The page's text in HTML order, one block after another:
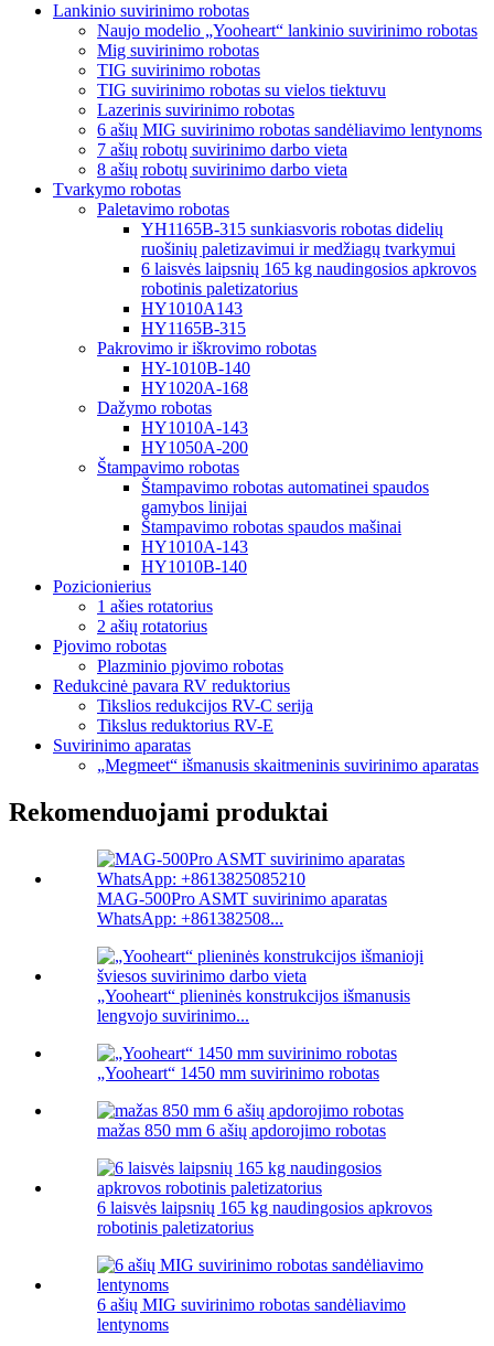
Lankinio suvirinimo robotas
Naujo modelio „Yooheart“ lankinio suvirinimo robotas
Mig suvirinimo robotas
TIG suvirinimo robotas
TIG suvirinimo robotas su vielos tiektuvu
Lazerinis suvirinimo robotas
6 ašių MIG suvirinimo robotas sandėliavimo lentynoms
7 ašių robotų suvirinimo darbo vieta
8 ašių robotų suvirinimo darbo vieta
Tvarkymo robotas
Paletavimo robotas
YH1165B-315 sunkiasvoris robotas didelių
ruošinių paletizavimui ir medžiagų tvarkymui
6 laisvės laipsnių 165 kg naudingosios apkrovos
robotinis paletizatorius
HY1010A143
HY1165B-315
Pakrovimo ir iškrovimo robotas
HY-1010B-140
HY1020A-168
Dažymo robotas
HY1010A-143
HY1050A-200
Štampavimo robotas
Štampavimo robotas automatinei spaudos
gamybos linijai
Štampavimo robotas spaudos mašinai
HY1010A-143
HY1010B-140
Pozicionierius
1 ašies rotatorius
2 ašių rotatorius
Pjovimo robotas
Plazminio pjovimo robotas
Redukcinė pavara RV reduktorius
Tikslios redukcijos RV-C serija
Tikslus reduktorius RV-E
Suvirinimo aparatas
„Megmeet“ išmanusis skaitmeninis suvirinimo aparatas
Rekomenduojami produktai
MAG-500Pro ASMT suvirinimo aparatas
WhatsApp: +861382508...
„Yooheart“ plieninės konstrukcijos išmanusis
lengvojo suvirinimo...
„Yooheart“ 1450 mm suvirinimo robotas
mažas 850 mm 6 ašių apdorojimo robotas
6 laisvės laipsnių 165 kg naudingosios apkrovos
robotinis paletizatorius
6 ašių MIG suvirinimo robotas sandėliavimo
lentynoms